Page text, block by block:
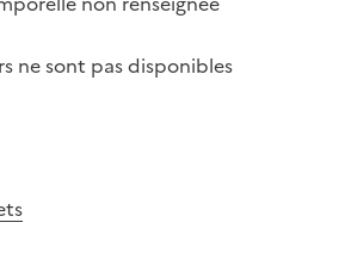
ne sont pas disponibles